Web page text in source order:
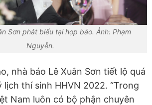
Sơn phát biểu tại họp báo. Ảnh: Phạm
Nguyễn.
nhà báo Lê Xuân Sơn tiết lộ quá
thí sinh HHVN 2022. “Trong
Nam luôn có bộ phận chuyên